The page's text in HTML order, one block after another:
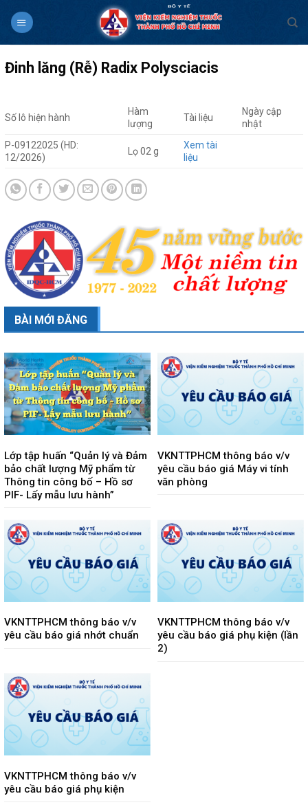
Đinh lăng (Rễ) Radix Polysciacis
Số lô hiện hành
Hàm
lượng
Tài liệu
Ngày cập
nhật
P-09122025 (HD:
12/2026)
Lọ 02 g
Xem tài
liệu
BÀI MỚI ĐĂNG
Lớp tập huấn “Quản lý và Đảm
bảo chất lượng Mỹ phẩm từ
Thông tin công bố – Hồ sơ
PIF- Lấy mẫu lưu hành”
VKNTTPHCM thông báo v/v
yêu cầu báo giá Máy vi tính
văn phòng
VKNTTPHCM thông báo v/v
yêu cầu báo giá nhớt chuẩn
VKNTTPHCM thông báo v/v
yêu cầu báo giá phụ kiện (lần
2)
VKNTTPHCM thông báo v/v
yêu cầu báo giá phụ kiện